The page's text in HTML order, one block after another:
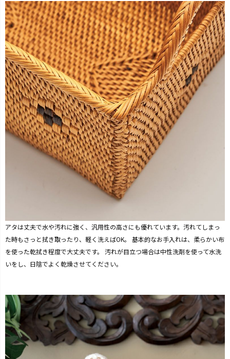
アタは丈夫で水や汚れに強く、汎用性の高さにも優れています。汚れてしまっ
た時もさっと拭き取ったり、軽く洗えばOK。 基本的なお手入れは、柔らかい布
を使った乾拭き程度で大丈夫です。 汚れが目立つ場合は中性洗剤を使って水洗
いをし、日陰でよく乾燥させてください。